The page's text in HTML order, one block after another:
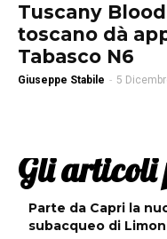
Tuscany
toscano dà
Tabasco N6
Giuseppe Stabile - 5
Gli articoli
Parte da Capri la
subacqueo di